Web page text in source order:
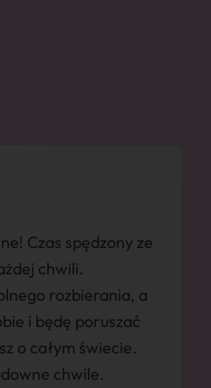
Czas spędzony ze
chwili.
rozbierania, a
i będę poruszać
o całym świecie.
chwile.